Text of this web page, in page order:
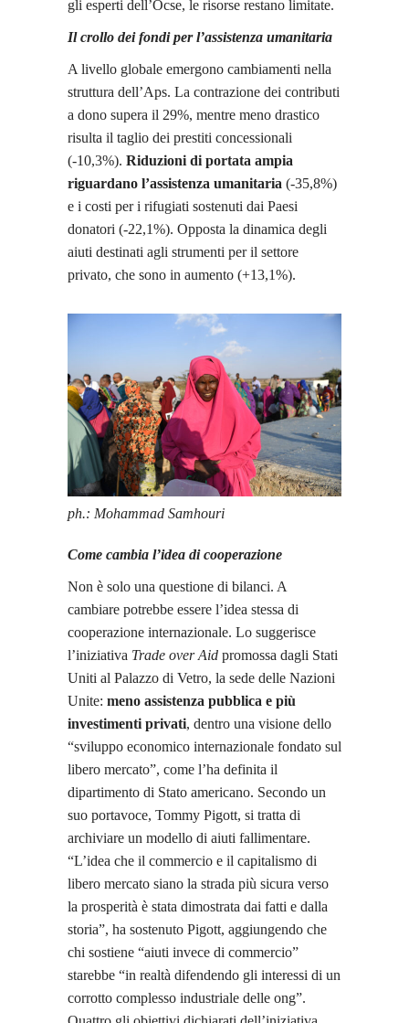
gli esperti dell’Ocse, le risorse restano limitate.
Il crollo dei fondi per l’assistenza umanitaria
A livello globale emergono cambiamenti nella
struttura dell’Aps. La contrazione dei contributi
a dono supera il 29%, mentre meno drastico
risulta il taglio dei prestiti concessionali
(-10,3%). Riduzioni di portata ampia
riguardano l’assistenza umanitaria (-35,8%)
e i costi per i rifugiati sostenuti dai Paesi
donatori (-22,1%). Opposta la dinamica degli
aiuti destinati agli strumenti per il settore
privato, che sono in aumento (+13,1%).
ph.: Mohammad Samhouri
Come cambia l’idea di cooperazione
Non è solo una questione di bilanci. A
cambiare potrebbe essere l’idea stessa di
cooperazione internazionale. Lo suggerisce
l’iniziativa Trade over Aid promossa dagli Stati
Uniti al Palazzo di Vetro, la sede delle Nazioni
Unite: meno assistenza pubblica e più
investimenti privati, dentro una visione dello
“sviluppo economico internazionale fondato sul
libero mercato”, come l’ha definita il
dipartimento di Stato americano. Secondo un
suo portavoce, Tommy Pigott, si tratta di
archiviare un modello di aiuti fallimentare.
“L’idea che il commercio e il capitalismo di
libero mercato siano la strada più sicura verso
la prosperità è stata dimostrata dai fatti e dalla
storia”, ha sostenuto Pigott, aggiungendo che
chi sostiene “aiuti invece di commercio”
starebbe “in realtà difendendo gli interessi di un
corrotto complesso industriale delle ong”.